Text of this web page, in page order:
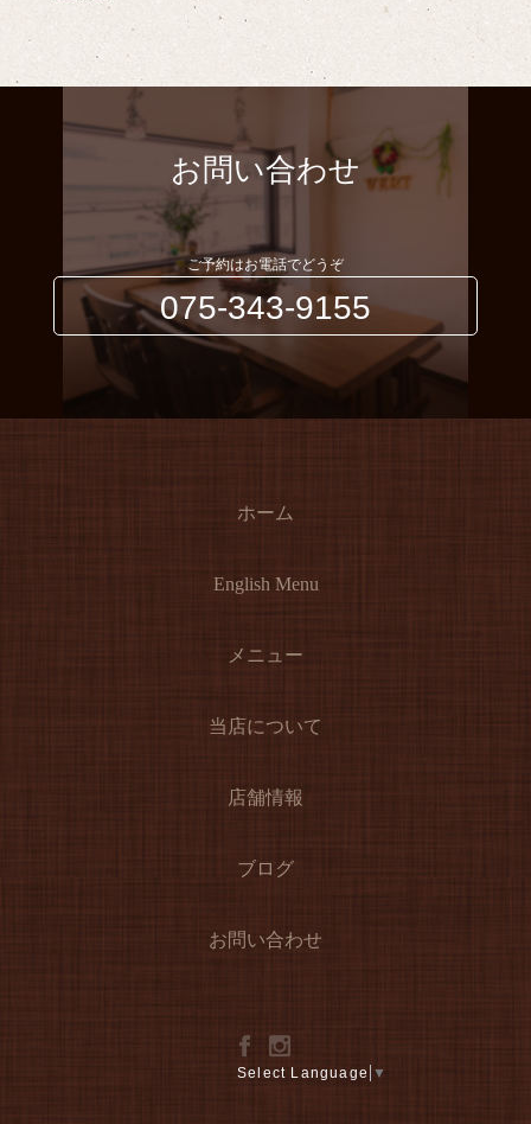
お問い合わせ
ご予約はお電話でどうぞ
075-343-9155
ホーム
English Menu
メニュー
当店について
店舗情報
ブログ
お問い合わせ
Select Language ▼